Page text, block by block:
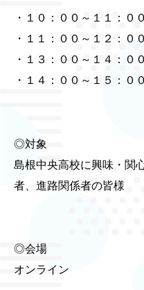
・１０：００～１１：００
・１１：００～１２：００
・１３：００～１４：００
・１４：００～１５：００
◎対象
島根中央高校に興味・関
者、進路関係者の皆様
◎会場
オンライン